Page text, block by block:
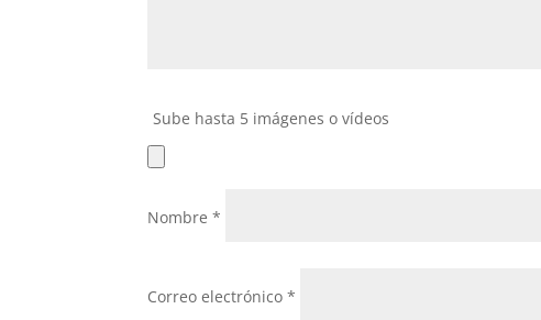
Sube hasta 5 imágenes o vídeos
Nombre*
Correo electrónico*